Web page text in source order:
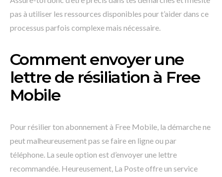
pas à utiliser les ressources disponibles pour t’aider dans ce
processus parfois complexe mais nécessaire.
Comment envoyer une
lettre de résiliation à Free
Mobile
Pour résilier ton abonnement à Free Mobile, la démarche ne
peut malheureusement pas se faire en ligne ou par
téléphone. La seule option est d’envoyer une lettre
recommandée. Heureusement, La Poste offre un service